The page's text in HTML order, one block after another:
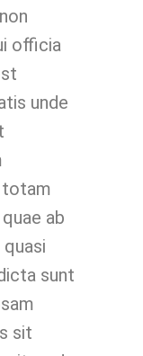
officia
unde
totam
ab
sunt
sit